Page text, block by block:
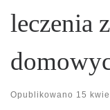
leczenia
Opublikowano 15